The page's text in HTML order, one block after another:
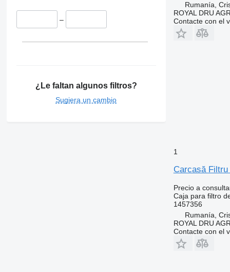
–
¿Le faltan algunos filtros?
Sugiera un cambio
Rumanía,
ROYAL DRU
Contacte con el
1
Carcasă
Precio a
Caja para filtro
1457356
Rumanía,
ROYAL DRU
Contacte con el